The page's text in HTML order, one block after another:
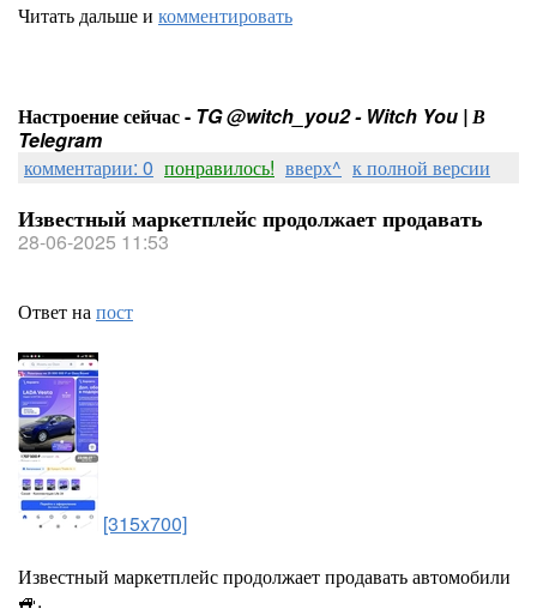
Читать дальше и комментировать
Настроение сейчас - TG @witch_you2 - Witch You | В
Telegram
комментарии: 0 понравилось! вверх^ к полной версии
Известный маркетплейс продолжает продавать
28-06-2025 11:53
Ответ напост
[315x700]
Известный маркетплейс продолжает продавать автомобили
🚙.